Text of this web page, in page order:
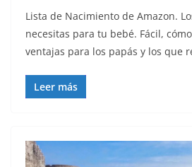
Lista de Nacimiento de Amazon.
necesitas para tu bebé. Fácil,
ventajas para los papás y los que
Leer más